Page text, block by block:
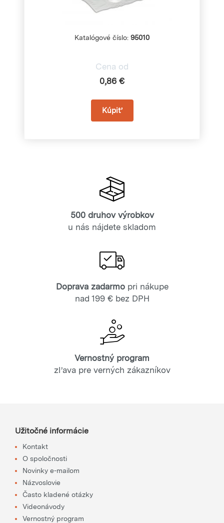
Katalógové číslo: 95010
Cena od
0,86 €
500 druhov výrobkov
u nás nájdete skladom
Doprava zadarmopri nákupe
nad 199 € bez DPH
Vernostný program
zľava pre verných zákazníkov
Užitočné informácie
Kontakt
O spoločnosti
Novinky e-mailom
Názvoslovie
Často kladené otázky
Videonávody
Vernostný program